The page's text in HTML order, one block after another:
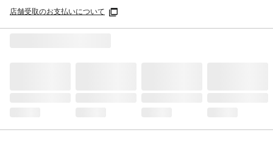
店舗受取のお支払いについて